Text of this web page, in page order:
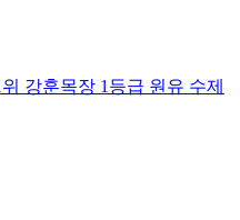
강훈목장 1등급 원유 수제